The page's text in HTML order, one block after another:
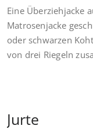
Eine Überziehjacke
Matrosenjacke
oder schwarzen
von drei Riegeln
Jurte